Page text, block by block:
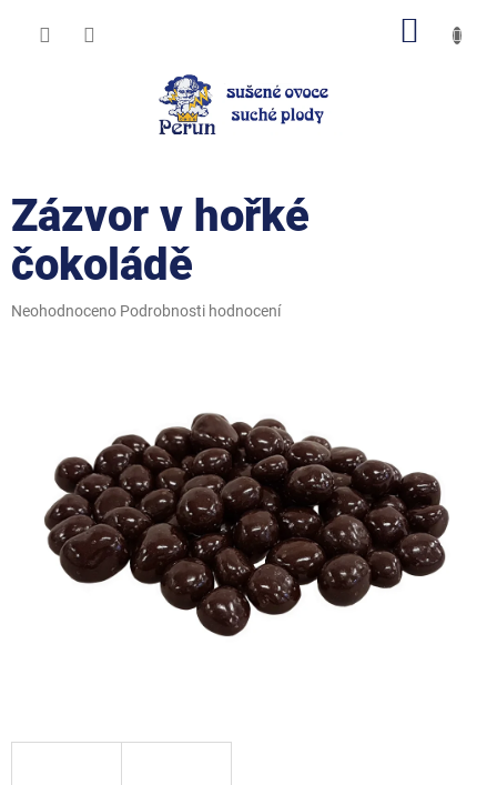
Zázvor v hořké
čokoládě
Průměrné
hvězdiček.
Neohodnoceno Podrobnosti hodnocení